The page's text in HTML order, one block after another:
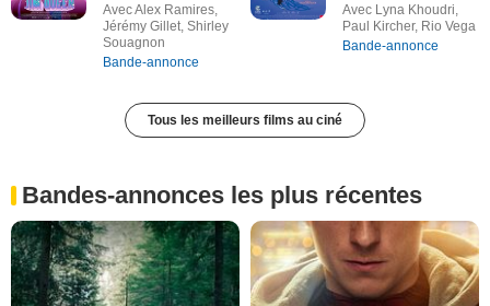
Avec Alex Ramires,
Jérémy Gillet, Shirley
Souagnon
Bande-annonce
Avec Lyna Khoudri,
Paul Kircher, Rio Vega
Bande-annonce
Tous les meilleurs films au ciné
Bandes-annonces les plus récentes